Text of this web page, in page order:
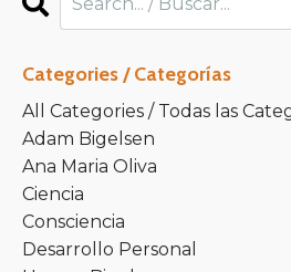
Categories / Categorías
All Categories / Todas las
Adam Bigelsen
Ana Maria Oliva
Ciencia
Consciencia
Desarrollo Personal